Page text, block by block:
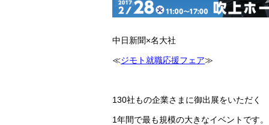
中日新聞×名大社
≪ジモト就職応援フェア≫
130社もの企業さまに御出展をいただく
1年間で最も規模の大きなイベントです。